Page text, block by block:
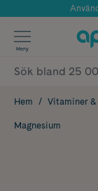
Meny
Hem Vitaminer
Magnesium